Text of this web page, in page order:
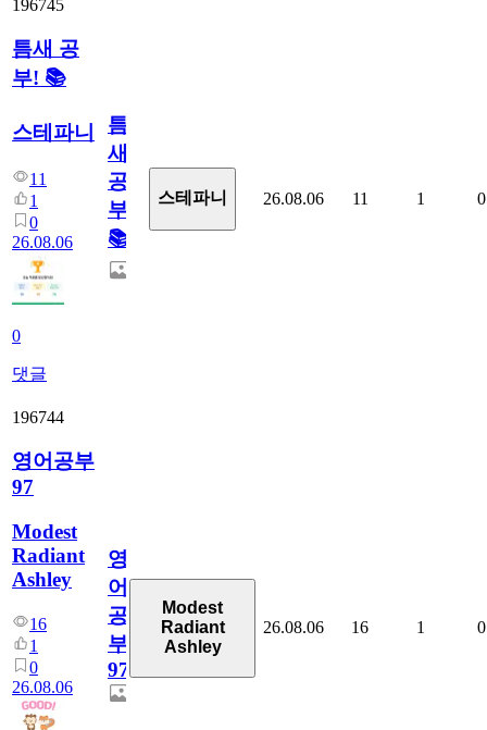
196745
틈새 공
부! 📚
스테파니
11
1
0
26.08.06
0
댓글
틈
새
공
부!
📚
스테파니 26.08.06 11 1 0
196744
영어공부
97
Modest
Radiant
Ashley
16
1
0
26.08.06
영
어
공
부
97
Modest
Radiant
Ashley
26.08.06 16 1 0